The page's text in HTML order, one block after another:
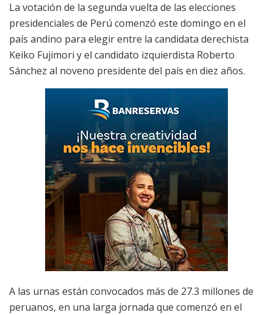
La votación de la segunda vuelta de las elecciones
presidenciales de Perú comenzó este domingo en el
país andino para elegir entre la candidata derechista
Keiko Fujimori y el candidato izquierdista Roberto
Sánchez al noveno presidente del país en diez años.
A las urnas están convocados más de 27.3 millones de
peruanos, en una larga jornada que comenzó en el